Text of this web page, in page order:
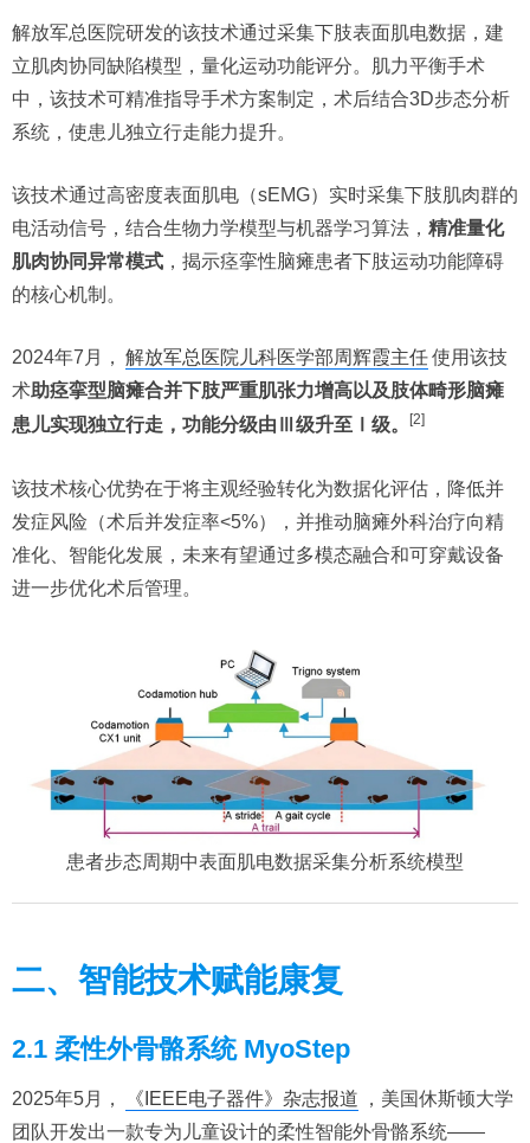
解放军总医院研发的该技术通过采集下肢表面肌电数据，建
立肌肉协同缺陷模型，量化运动功能评分。肌力平衡手术
中，该技术可精准指导手术方案制定，术后结合3D步态分析
系统，使患儿独立行走能力提升。
该技术通过高密度表面肌电（sEMG）实时采集下肢肌肉群的
电活动信号，结合生物力学模型与机器学习算法， 精准量化
肌肉协同异常模式 ，揭示痉挛性脑瘫患者下肢运动功能障碍
的核心机制。
2024年7月， 解放军总医院儿科医学部周辉霞主任使用该技
术助痉挛型脑瘫合并下肢严重肌张力增高以及肢体畸形脑瘫
患儿实现独立行走，功能分级由Ⅲ级升至Ⅰ级。
[2]
该技术核心优势在于将主观经验转化为数据化评估，降低并
发症风险（术后并发症率<5%），并推动脑瘫外科治疗向精
准化、智能化发展，未来有望通过多模态融合和可穿戴设备
进一步优化术后管理。
患者步态周期中表面肌电数据采集分析系统模型
二、智能技术赋能康复
2.1 柔性外骨骼系统 MyoStep
2025年5月， 《IEEE电子器件》杂志报道
，美国休斯顿大学
团队开发出一款专为儿童设计的柔性智能外骨骼系统——